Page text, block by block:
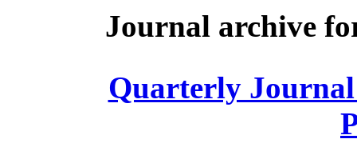
Journal archive
Quarterly